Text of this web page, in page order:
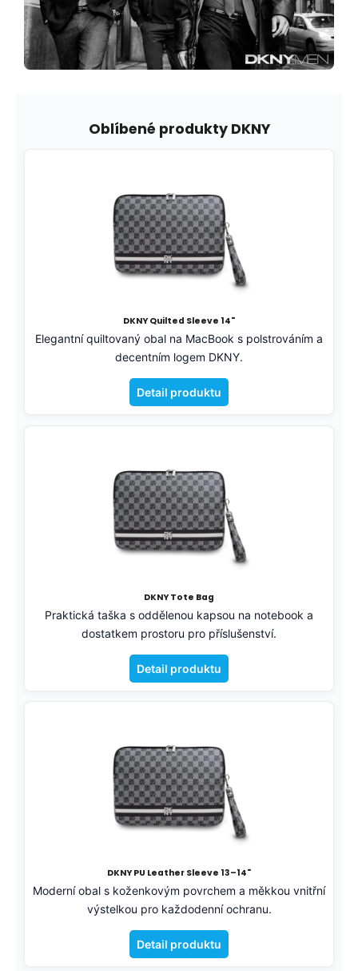
Oblíbené produkty DKNY
DKNY Quilted Sleeve 14"
Elegantní quiltovaný obal na MacBook s polstrováním a
decentním logem DKNY.
Detail produktu
DKNY Tote Bag
Praktická taška s oddělenou kapsou na notebook a
dostatkem prostoru pro příslušenství.
Detail produktu
DKNY PU Leather Sleeve 13–14"
Moderní obal s koženkovým povrchem a měkkou vnitřní
výstelkou pro každodenní ochranu.
Detail produktu